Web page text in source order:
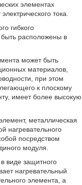
элементах
тока.
гибкого
быть расположены в
может быть
материалов,
при этом
к плоскому
имеет более высокую
металлическая
нагревательного
посредством
модуля.
виде защитного
нагревательный
элемента, а